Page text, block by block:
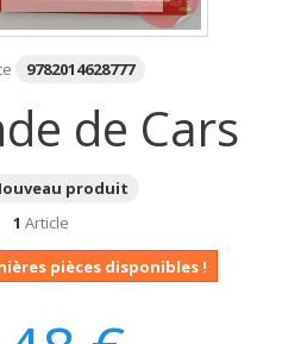
9782014628777
de Cars
produit
1 Article
pièces disponibles !